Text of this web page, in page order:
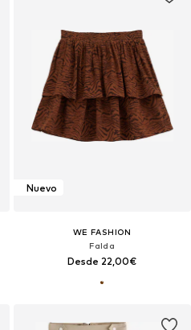
Nuevo
WE FASHION
Falda
Desde 22,00€